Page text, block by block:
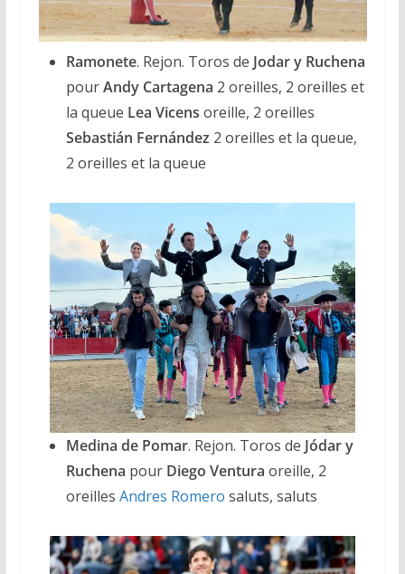
Ramonete. Rejon. Toros de Jodar y Ruchena
pourAndy Cartagena 2 oreilles, 2 oreilles et
la queue Lea Vicens oreille, 2 oreilles
Sebastián Fernández 2 oreilles et la queue,
2 oreilles et la queue
Medina de Pomar. Rejon. Toros de Jódar y
Ruchena pour Diego Ventura oreille, 2
oreilles Andres Romero saluts, saluts